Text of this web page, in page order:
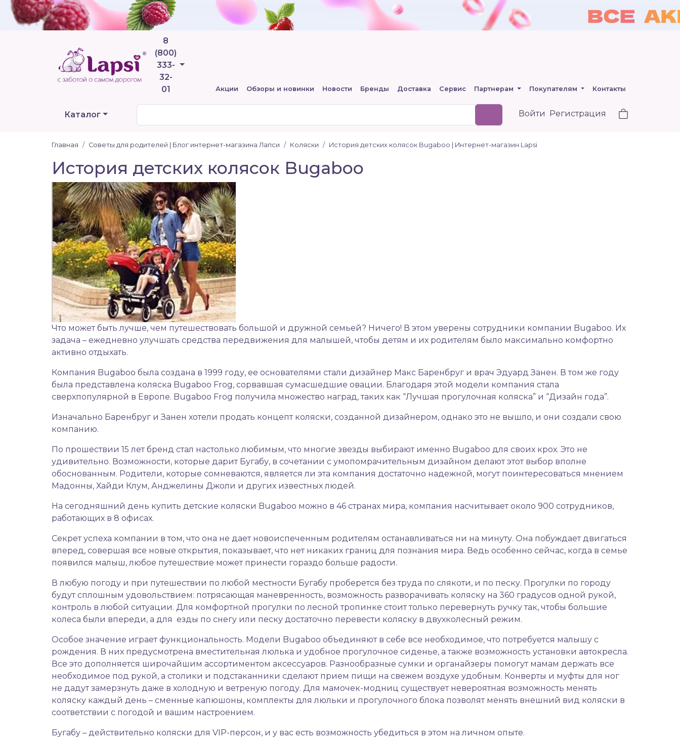
8
(800)
333-
32-
01
Телефоны
Акции Обзоры и новинки Новости Бренды Доставка Сервис Партнерам Покупателям Контакты
Каталог Войти Регистрация
Главная Советы для родителей | Блог интернет-магазина Лапси Коляски История детских колясок Bugaboo | Интернет-магазин Lapsi
История детских колясок Bugaboo
Что может быть лучше, чем путешествовать большой и дружной семьей? Ничего! В этом уверены сотрудники компании Bugaboo. Их
задача – ежедневно улучшать средства передвижения для малышей, чтобы детям и их родителям было максимально комфортно
активно отдыхать.
Компания Bugaboo была создана в 1999 году, ее основателями стали дизайнер Макс Баренбруг и врач Эдуард Занен. В том же году
была представлена коляска Bugaboo Frog, сорвавшая сумасшедшие овации. Благодаря этой модели компания стала
сверхпопулярной в Европе. Bugaboo Frog получила множество наград, таких как “Лучшая прогулочная коляска” и “Дизайн года”.
Изначально Баренбруг и Занен хотели продать концепт коляски, созданной дизайнером, однако это не вышло, и они создали свою
компанию.
По прошествии 15 лет бренд стал настолько любимым, что многие звезды выбирают именно Bugaboo для своих крох. Это не
удивительно. Возможности, которые дарит Бугабу, в сочетании с умопомрачительным дизайном делают этот выбор вполне
обоснованным. Родители, которые сомневаются, является ли эта компания достаточно надежной, могут поинтересоваться мнением
Мадонны, Хайди Клум, Анджелины Джоли и других известных людей.
На сегодняшний день купить детские коляски Bugaboo можно в 46 странах мира, компания насчитывает около 900 сотрудников,
работающих в 8 офисах.
Секрет успеха компании в том, что она не дает новоиспеченным родителям останавливаться ни на минуту. Она побуждает двигаться
вперед, совершая все новые открытия, показывает, что нет никаких границ для познания мира. Ведь особенно сейчас, когда в семье
появился малыш, любое путешествие может принести гораздо больше радости.
В любую погоду и при путешествии по любой местности Бугабу проберется без труда по слякоти, и по песку. Прогулки по городу
будут сплошным удовольствием: потрясающая маневренность, возможность разворачивать коляску на 360 градусов одной рукой,
контроль в любой ситуации. Для комфортной прогулки по лесной тропинке стоит только перевернуть ручку так, чтобы большие
колеса были впереди, а для езды по снегу или песку достаточно перевести коляску в двухколесный режим.
Особое значение играет функциональность. Модели Bugaboo объединяют в себе все необходимое, что потребуется малышу с
рождения. В них предусмотрена вместительная люлька и удобное прогулочное сиденье, а также возможность установки автокресла.
Все это дополняется широчайшим ассортиментом аксессуаров. Разнообразные сумки и органайзеры помогут мамам держать все
необходимое под рукой, а столики и подстаканники сделают прием пищи на свежем воздухе удобным. Конверты и муфты для ног
не дадут замерзнуть даже в холодную и ветреную погоду. Для мамочек-модниц существует невероятная возможность менять
коляску каждый день – сменные капюшоны, комплекты для люльки и прогулочного блока позволят менять внешний вид коляски в
соответствии с погодой и вашим настроением.
Бугабу – действительно коляски для VIP-персон, и у вас есть возможность убедиться в этом на личном опыте.